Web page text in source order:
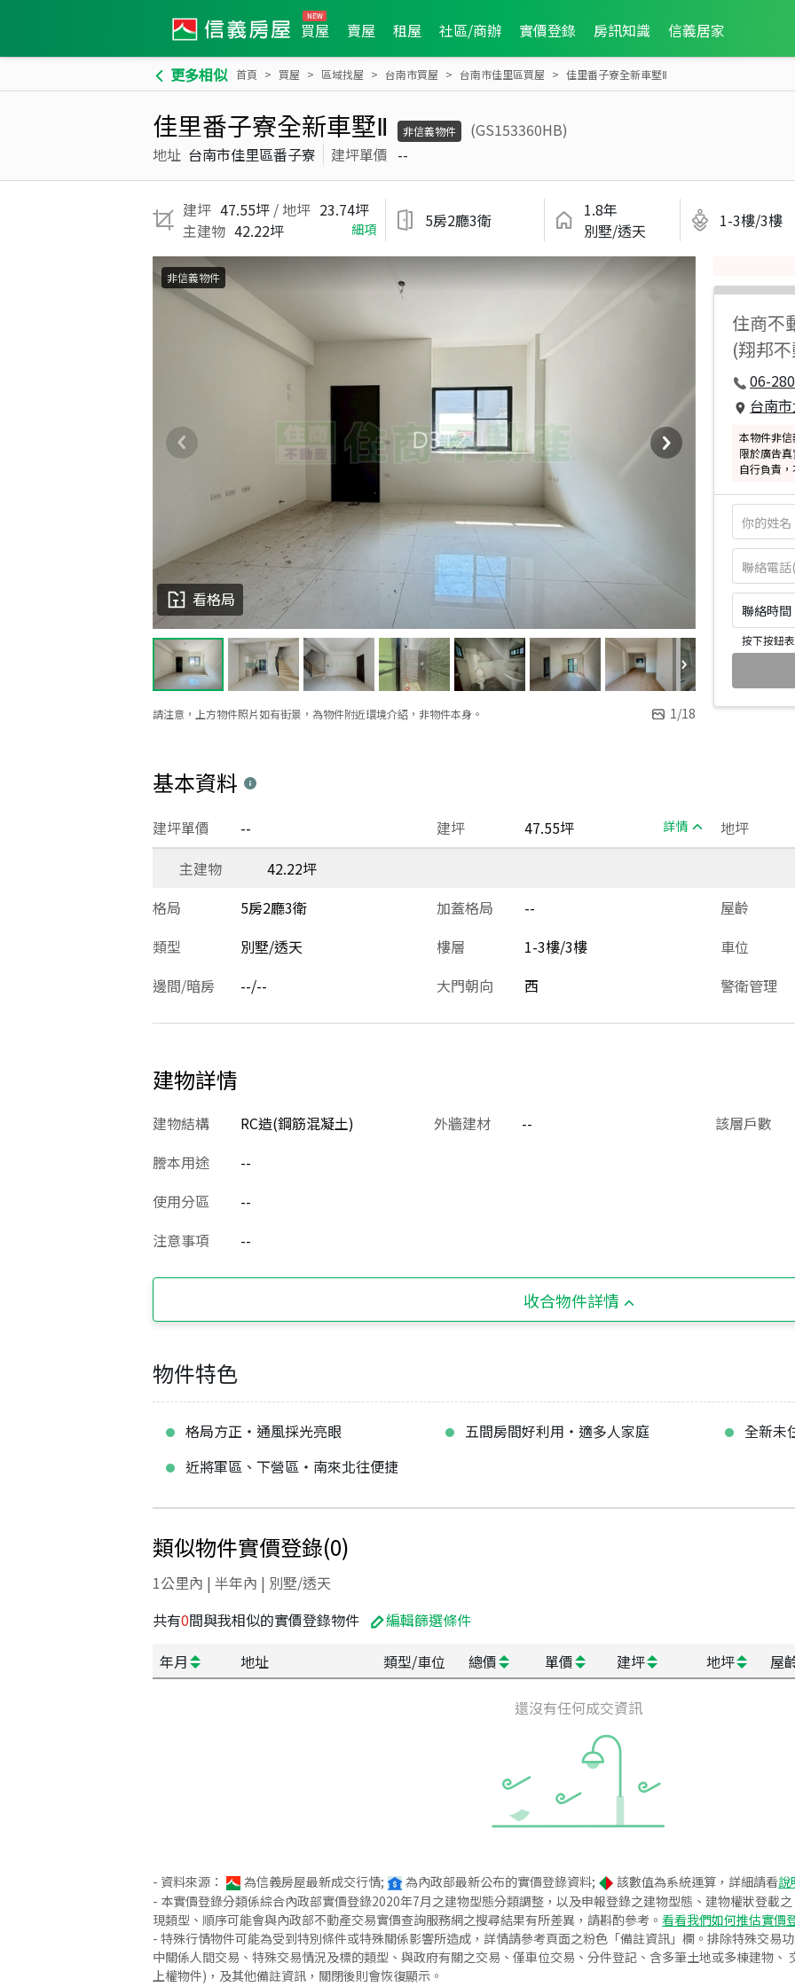
買屋 賣屋 租屋 社區/商辦 實價登錄 房訊知識 信義居家
更多相似 首頁 買屋 區域找屋 台南市買屋 台南市佳里區買屋 佳里番子寮全新車墅Ⅱ
佳里番子寮全新車墅Ⅱ 非信義物件
(GS153360HB)
地址 台南市佳里區番子寮 建坪單價 --
建坪 47.55坪 / 地坪 23.74坪
主建物 42.22坪 細項 5房2廳3衛
1.8年
別墅/透天
1-3樓/3樓
請注意，上方物件照片如有街景，為物件附近環境介紹，非物件本身。 1/18
看格局
非信義物件
住商不
(翔邦
06-
台南
本物件非
限於廣告
自行負責
聯絡時
按下按鈕
基本資料
建坪 47.55坪 詳情
建坪單價 -- 地坪
主建物
42.22坪
格局
5房2廳3衛 加蓋格局 -- 屋齡
類型
別墅/透天 樓層 1-3樓/3樓 車位
邊間/暗房 --/-- 大門朝向 西 警衛管理
建物詳情
建物結構 RC造(鋼筋混凝土) 外牆建材 -- 該層戶數
謄本用途
--
使用分區
--
注意事項
--
收合物件詳情
物件特色
格局方正‧通風採光亮眼 五間房間好利用‧適多人家庭
全新未
近將軍區、下營區‧南來北往便捷
類似物件實價登錄(0)
1公里內 | 半年內 | 別墅/透天
共有0間與我相似的實價登錄物件 編輯篩選條件
年月
地址 類型/車位 總價 單價 建坪 地坪 屋
還沒有任何成交資訊
- 資料來源： 為信義房屋最新成交行情; 為內政部最新公布的實價登錄資料; 該數值為系統運算，詳細請看說
- 本實價登錄分類係綜合內政部實價登錄2020年7月之建物型態分類調整，以及申報登錄之建物型態、建物權狀登載
現類型、順序可能會與內政部不動產交易實價查詢服務網之搜尋結果有所差異，請斟酌參考。 看看我們如何推估實價
- 特殊行情物件可能為受到特別條件或特殊關係影響所造成，詳情請參考頁面之粉色「備註資訊」欄。排除特殊交易
中關係人間交易、特殊交易情況及標的類型、與政府有關之交易、僅車位交易、分件登記、含多筆土地或多棟建物、
上權物件)，及其他備註資訊，關閉後則會恢復顯示。